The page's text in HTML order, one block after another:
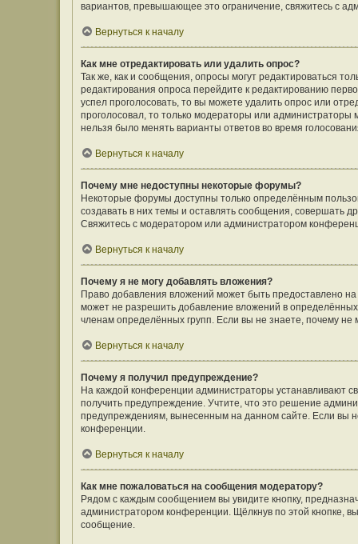
вариантов, превышающее это ограничение, свяжитесь с
Вернуться к началу
Как мне отредактировать или удалить опрос?
Так же, как и сообщения, опросы могут редактироваться
редактирования опроса перейдите к редактированию
успел проголосовать, то вы можете удалить опрос или
проголосовал, то только модераторы или администраторы
нельзя было менять варианты ответов во время
Вернуться к началу
Почему мне недоступны некоторые форумы?
Некоторые форумы доступны только определённым
создавать в них темы и оставлять сообщения, совершать
Свяжитесь с модератором или администратором
Вернуться к началу
Почему я не могу добавлять вложения?
Право добавления вложений может быть предоставлено
может не разрешить добавление вложений в
членам определённых групп. Если вы не знаете, почему
Вернуться к началу
Почему я получил предупреждение?
На каждой конференции администраторы устанавливают
получить предупреждение. Учтите, что это решение
предупреждениям, вынесенным на данном сайте. Если вы
конференции.
Вернуться к началу
Как мне пожаловаться на сообщения модератору?
Рядом с каждым сообщением вы увидите кнопку,
администратором конференции. Щёлкнув по этой кнопке,
сообщение.